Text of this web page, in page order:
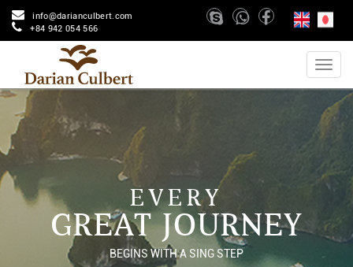
info@darianculbert.com
+84 942 054 566
EVERY
GREAT JOURNEY
BEGINS WITH A SING STEP